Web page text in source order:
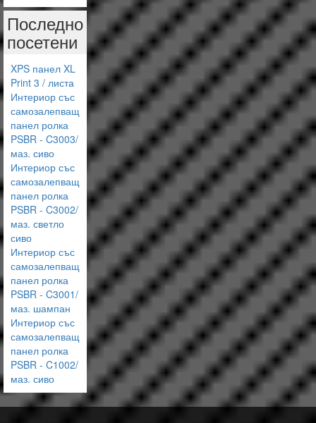
Последно
посетени
XPS панел XL
Print 3 / листа
Интериор със
самозалепващ
панел ролка
PSBR - C3003/
маз. сиво
Интериор със
самозалепващ
панел ролка
PSBR - C3002/
маз. светло
сиво
Интериор със
самозалепващ
панел ролка
PSBR - C3001/
маз. шампан
Интериор със
самозалепващ
панел ролка
PSBR - C1002/
маз. сиво